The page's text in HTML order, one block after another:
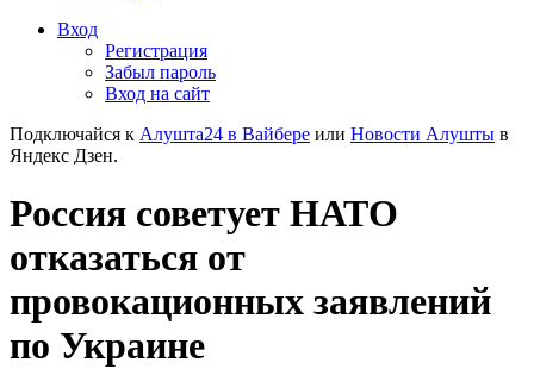
Вход
Регистрация
Забыл пароль
Вход на сайт
Подключайся к Алушта24 в Вайбере или Новости Алушты в
Яндекс Дзен.
Россия советует НАТО
отказаться от
провокационных заявлений
по Украине